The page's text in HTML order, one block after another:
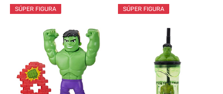
SÚPER FIGURA SÚPER FIGURA